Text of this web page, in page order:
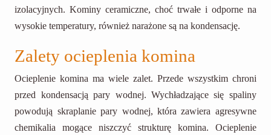
izolacyjnych. Kominy ceramiczne, choć trwałe i odporne na
wysokie temperatury, również narażone są na kondensację.
Zalety ocieplenia komina
Ocieplenie komina ma wiele zalet. Przede wszystkim chroni
przed kondensacją pary wodnej. Wychładzające się spaliny
powodują skraplanie pary wodnej, która zawiera agresywne
chemikalia mogące niszczyć strukturę komina. Ocieplenie